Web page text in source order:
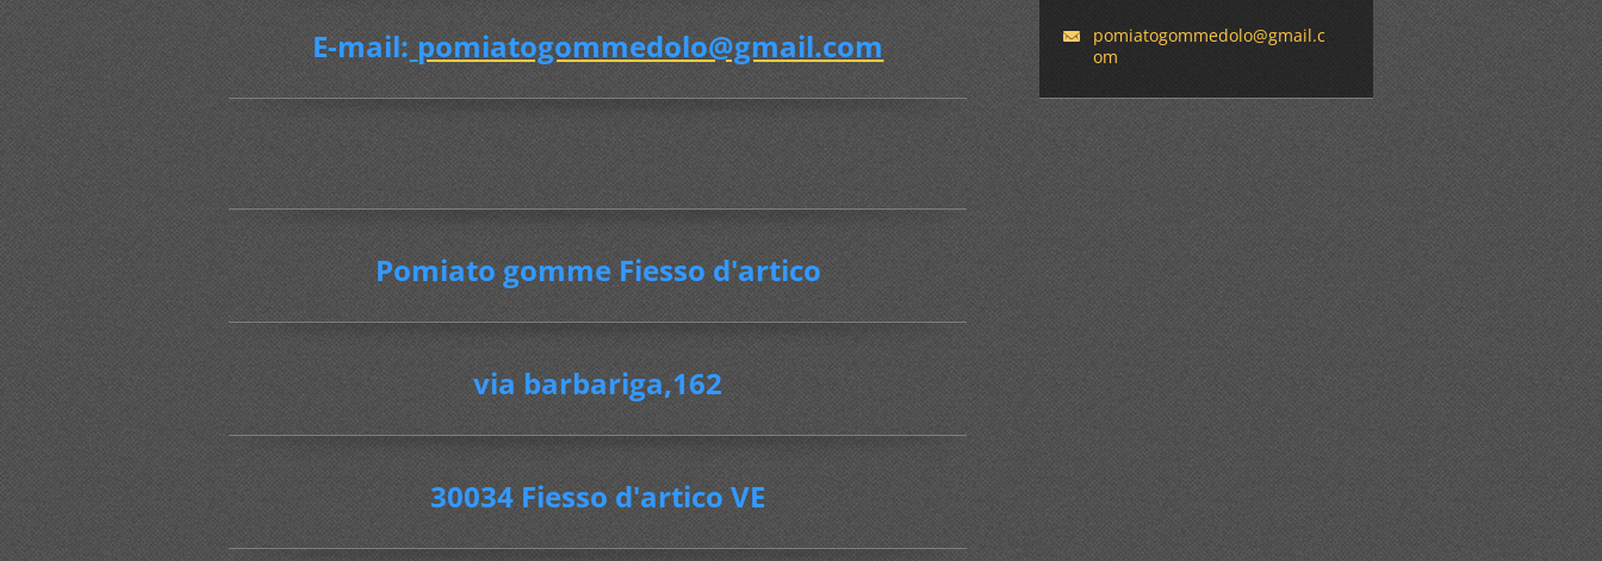
E-mail: pomiatogommedolo@gmail.com
Pomiato gomme Fiesso d'artico
via barbariga,162
30034 Fiesso d'artico VE
pomiatogommedolo@gmail.c
om